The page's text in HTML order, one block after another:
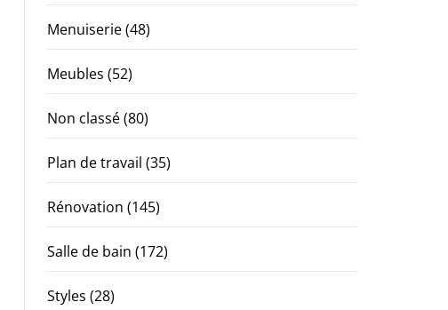
Menuiserie(48)
Meubles (52)
Non classé(80)
Plan de travail (35)
Rénovation (145)
Salle de bain (172)
Styles (28)